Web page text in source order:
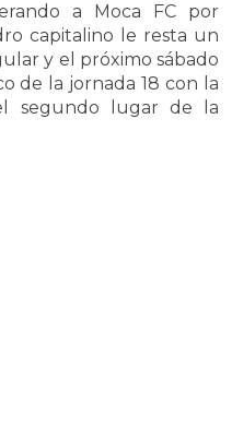
a Moca FC por
capitalino le resta un
y el próximo sábado
de la jornada 18 con la
segundo lugar de la